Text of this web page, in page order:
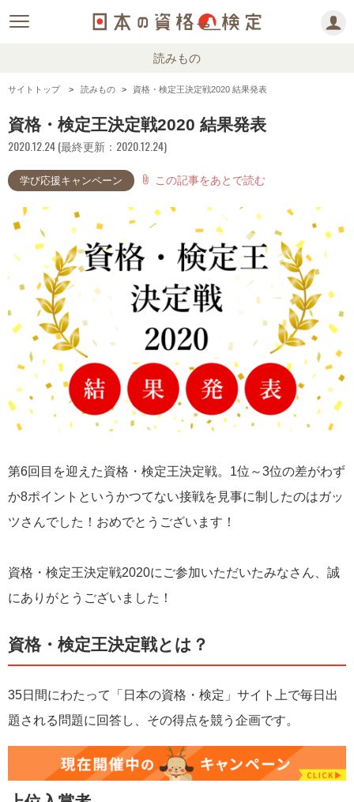
読みもの
サイトトップ 読みもの 資格・検定王決定戦2020 結果発表
資格・検定王決定戦2020 結果発表
2020.12.24 (最終更新：2020.12.24)
学び応援キャンペーン attach_file この記事をあとで読む
第6回目を迎えた資格・検定王決定戦。1位～3位の差がわず
か8ポイントというかつてない接戦を見事に制したのはガッ
ツさんでした！おめでとうございます！
資格・検定王決定戦2020にご参加いただいたみなさん、誠
にありがとうございました！
資格・検定王決定戦とは？
35日間にわたって「日本の資格・検定」サイト上で毎日出
題される問題に回答し、その得点を競う企画です。